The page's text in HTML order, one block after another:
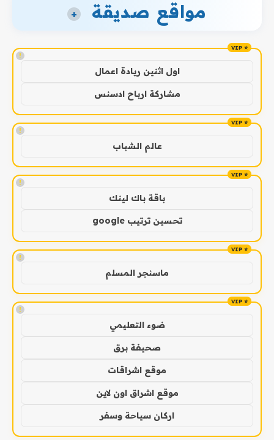
مواقع صديقة +
!
اول اثنين ريادة اعمال
مشاركة ارباح ادسنس
!
عالم الشباب
!
باقة باك لينك
تحسين ترتيب google
!
ماسنجر المسلم
!
ضوء التعليمي
صحيفة برق
موقع اشراقات
موقع اشراق اون لاين
اركان سياحة وسفر